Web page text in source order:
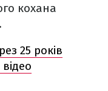
кохана
25 років